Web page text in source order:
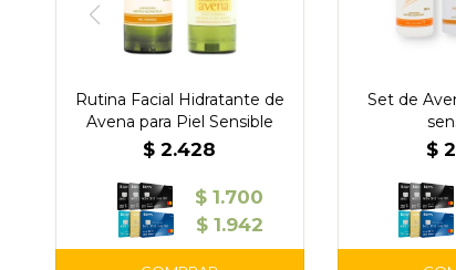
Rutina Facial Hidratante de
Avena para Piel Sensible
$ 2.428
$ 1.700
$ 1.942
Set de
$